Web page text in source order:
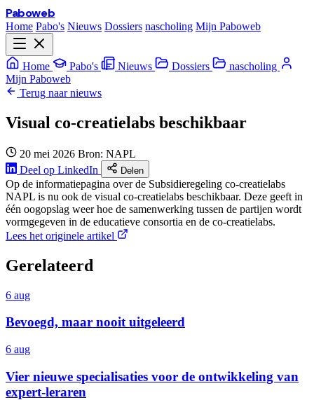
Paboweb
Home Pabo's Nieuws Dossiers nascholing Mijn Paboweb
Home Pabo's Nieuws Dossiers
nascholing
Mijn Paboweb
Terug naar nieuws
Visual co-creatielabs beschikbaar
20 mei 2026 Bron: NAPL
Deel op LinkedIn
Delen
Op de informatiepagina over de Subsidieregeling co-creatielabs
NAPL is nu ook de visual co-creatielabs beschikbaar. Deze geeft in
één oogopslag weer hoe de samenwerking tussen de partijen wordt
vormgegeven in de educatieve consortia en de co-creatielabs.
Lees het originele artikel
Gerelateerd
6 aug
Bevoegd, maar nooit uitgeleerd
6 aug
Vier nieuwe specialisaties voor de ontwikkeling van
expert-leraren